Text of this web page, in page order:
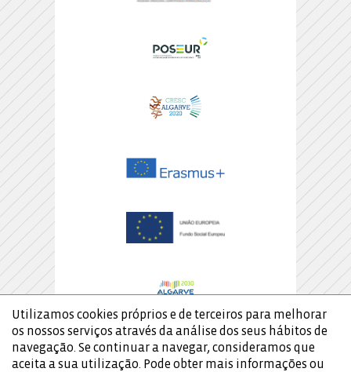
Utilizamos cookies próprios e de terceiros para melhorar
os nossos serviços através da análise dos seus hábitos de
navegação. Se continuar a navegar, consideramos que
aceita a sua utilização. Pode obter mais informações ou